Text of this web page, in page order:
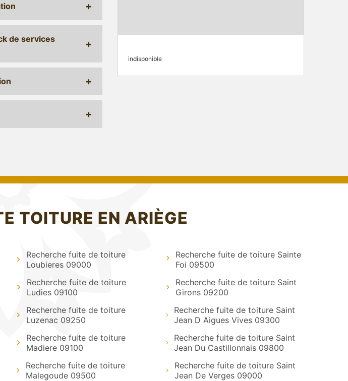
de services
indisponible
TOITURE EN ARIÈGE
Recherche fuite de toiture
Loubieres 09000
Recherche fuite de toiture
Ludies 09100
Recherche fuite de toiture
Luzenac 09250
Recherche fuite de toiture
Madiere 09100
Recherche fuite de toiture
Malegoude 09500
Recherche fuite de toiture Sainte
Foi 09500
Recherche fuite de toiture Saint
Girons 09200
Recherche fuite de toiture Saint
Jean D Aigues Vives 09300
Recherche fuite de toiture Saint
Jean Du Castillonnais 09800
Recherche fuite de toiture Saint
Jean De Verges 09000